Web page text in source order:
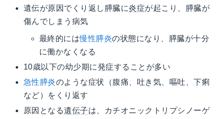
遺伝が原因でくり返し膵臓に炎症が起こり、膵臓が
傷んでしまう病気
最終的には慢性膵炎の状態になり、膵臓が十分
に働かなくなる
10歳以下の幼少期に発症することが多い
急性膵炎のような症状（腹痛、吐き気、嘔吐、下痢
など）をくり返す
原因となる遺伝子は、カチオニックトリプシノーゲ